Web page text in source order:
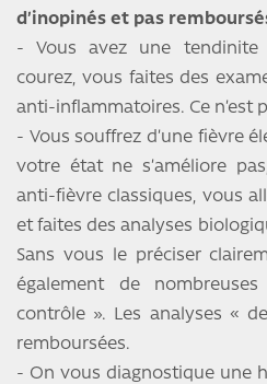
d’inopinés et pas
- Vous avez une
courez, vous faites des
anti-inflammatoires. Ce n’est
- Vous souffrez d’une fièvre
votre état ne s’améliore
anti-fièvre classiques, vous
et faites des analyses
Sans vous le préciser
également de
contrôle ». Les analyses «
remboursées.
- On vous diagnostique une